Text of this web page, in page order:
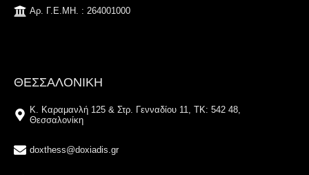
Αρ. Γ.Ε.ΜΗ. : 264001000
ΘΕΣΣΑΛΟΝΙΚΗ
Κ. Καραμανλή 125 & Στρ. Γενναδίου 11, ΤΚ: 542 48,
Θεσσαλονίκη
doxthess@doxiadis.gr